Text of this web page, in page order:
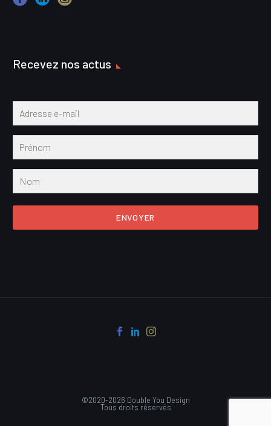
Recevez nos actus
ENVOYER
©2020-2026 Double You Design
Tous droits réservés